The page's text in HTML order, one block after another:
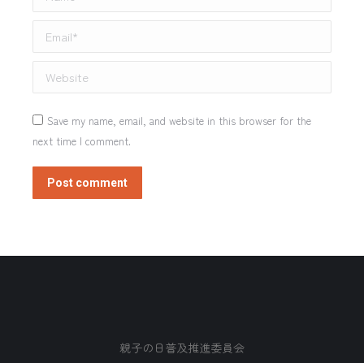
Email *
Website
Save my name, email, and website in this browser for the
next time I comment.
Post comment
親子の日普及推進委員会